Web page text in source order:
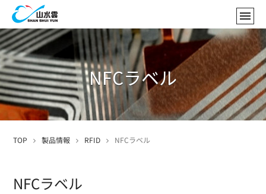
NFCラベル
TOP 製品情報 RFID NFCラベル
NFCラベル